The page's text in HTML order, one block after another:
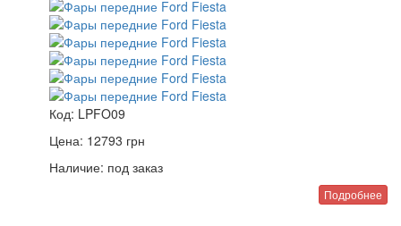
Код: LPFO09
Цена: 12793 грн
Наличие: под заказ
Подробнее